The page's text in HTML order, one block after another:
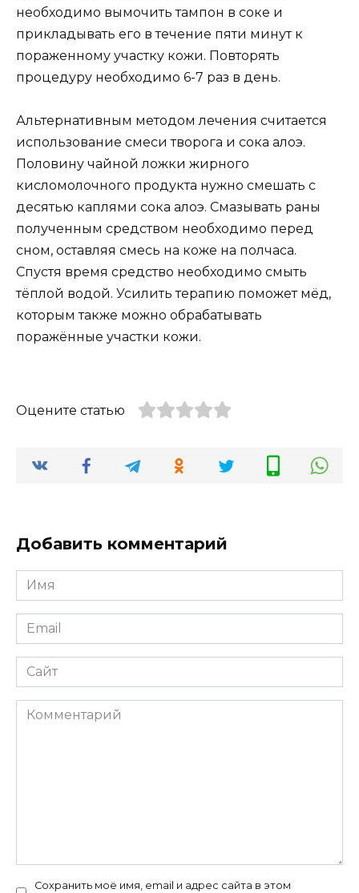
необходимо вымочить тампон в соке и
прикладывать его в течение пяти минут к
пораженному участку кожи. Повторять
процедуру необходимо 6-7 раз в день.
Альтернативным методом лечения считается
использование смеси творога и сока алоэ.
Половину чайной ложки жирного
кисломолочного продукта нужно смешать с
десятью каплями сока алоэ. Смазывать раны
полученным средством необходимо перед
сном, оставляя смесь на коже на полчаса.
Спустя время средство необходимо смыть
тёплой водой. Усилить терапию поможет мёд,
которым также можно обрабатывать
поражённые участки кожи.
Оцените статью
Добавить комментарий
Имя
*
Email
*
Сайт
Комментарий
Сохранить моё имя, email и адрес сайта в этом